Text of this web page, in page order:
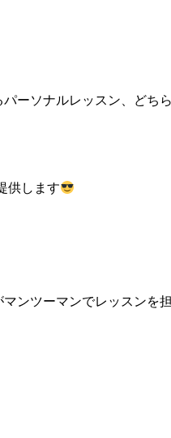
ーソナルレッスン、どち
供します
ンツーマンでレッスンを